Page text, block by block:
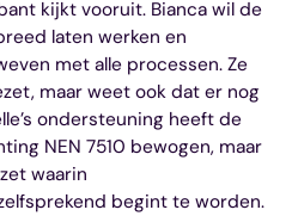
kijkt vooruit. Bianca wil de
laten werken en
met alle processen. Ze
maar weet ook dat er nog
ondersteuning heeft de
NEN 7510 bewogen, maar
waarin
begint te worden.